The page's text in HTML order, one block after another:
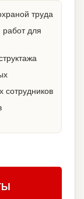
труда
работ для
сотрудников